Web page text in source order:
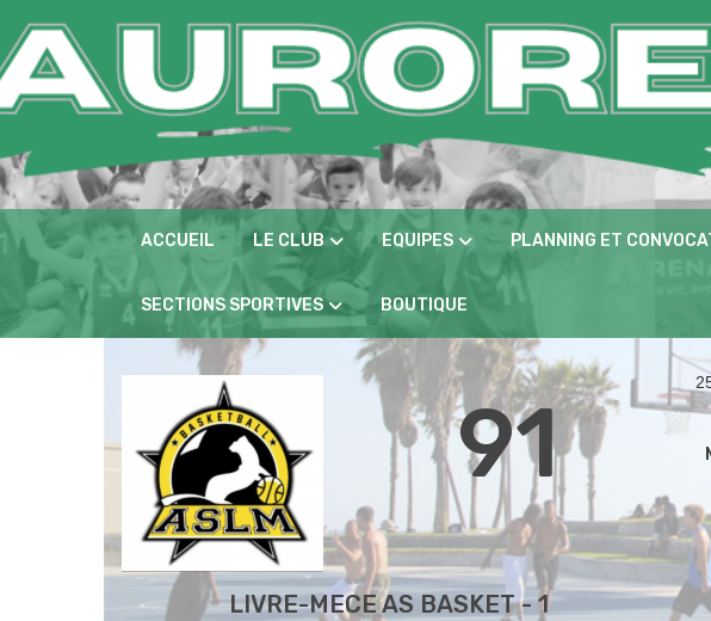
ACCUEIL LE CLUB EQUIPES PLANNING ET
SECTIONS SPORTIVES BOUTIQUE
91
LIVRE-MECE AS BASKET - 1